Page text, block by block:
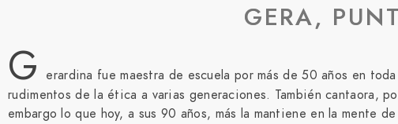
GERA,
G erardina fue maestra de escuela por más de 50 años en
rudimentos de la ética a varias generaciones. También cantaora,
embargo lo que hoy, a sus 90 años, más la mantiene en la mente